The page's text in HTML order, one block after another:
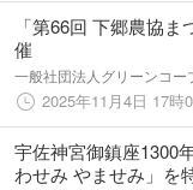
「第66回 下郷農協
催
一般社団法人グリーンコー
2025年11月4日 17時
宇佐神宮御鎮座1300
わせみ やませみ」